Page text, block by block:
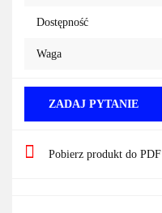
Dostępność
Waga
ZADAJ PYTANIE
Pobierz produkt do PDF